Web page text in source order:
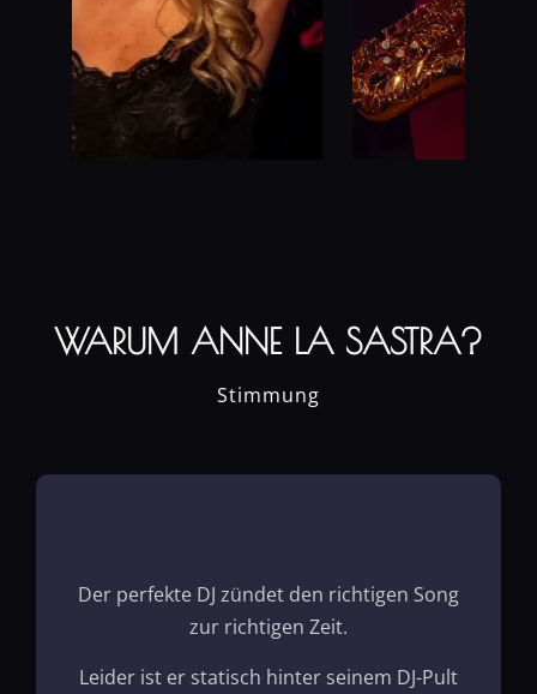
WARUM ANNE LA SASTRA?
Stimmung
Der perfekte DJ zündet den richtigen Song
zur richtigen Zeit.
Leider ist er statisch hinter seinem DJ-Pult